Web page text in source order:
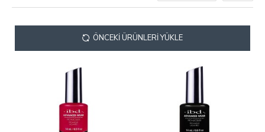
ÖNCEKI ÜRÜNLERI YÜKLE